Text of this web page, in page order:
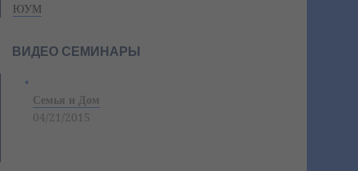
ЮУМ
ВИДЕО СЕМИНАРЫ
Семья и Дом
04/21/2015